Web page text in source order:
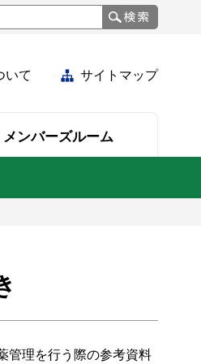
いて サイトマップ
メンバーズルーム
管理を行う際の参考資料